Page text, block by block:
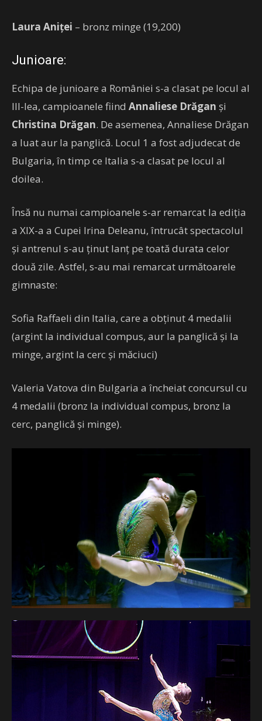
Laura Aniței – bronz minge (19,200)
Junioare:
Echipa de junioare a României s-a clasat pe locul al
III-lea, campioanele fiind Annaliese Drăgan și
Christina Drăgan. De asemenea, Annaliese Drăgan
a luat aur la panglică. Locul 1 a fost adjudecat de
Bulgaria, în timp ce Italia s-a clasat pe locul al
doilea.
Însă nu numai campioanele s-ar remarcat la ediția
a XIX-a a Cupei Irina Deleanu, întrucât spectacolul
și antrenul s-au ținut lanț pe toată durata celor
două zile. Astfel, s-au mai remarcat următoarele
gimnaste:
Sofia Raffaeli din Italia, care a obținut 4 medalii
(argint la individual compus, aur la panglică și la
minge, argint la cerc și măciuci)
Valeria Vatova din Bulgaria a încheiat concursul cu
4 medalii (bronz la individual compus, bronz la
cerc, panglică și minge).